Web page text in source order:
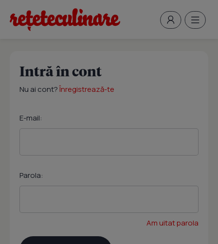
Intră în cont
Nu ai cont?Înregistrează-te
E-mail:
Parola:
Am uitat parola